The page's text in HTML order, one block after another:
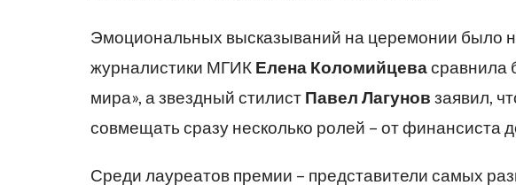
Эмоциональных высказываний на церемонии было
журналистики МГИК Елена Коломийцевасравнила
мира», а звездный стилист Павел Лагунов заявил,
совмещать сразу несколько ролей – от финансиста
Среди лауреатов премии – представители самых